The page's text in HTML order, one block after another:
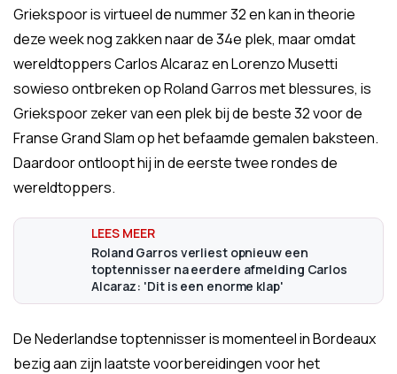
Griekspoor is virtueel de nummer 32 en kan in theorie
deze week nog zakken naar de 34e plek, maar omdat
wereldtoppers Carlos Alcaraz en Lorenzo Musetti
sowieso ontbreken op Roland Garros met blessures, is
Griekspoor zeker van een plek bij de beste 32 voor de
Franse Grand Slam op het befaamde gemalen baksteen.
Daardoor ontloopt hij in de eerste twee rondes de
wereldtoppers.
Roland Garros verliest opnieuw een
toptennisser na eerdere afmelding Carlos
Alcaraz: 'Dit is een enorme klap'
De Nederlandse toptennisser is momenteel in Bordeaux
bezig aan zijn laatste voorbereidingen voor het